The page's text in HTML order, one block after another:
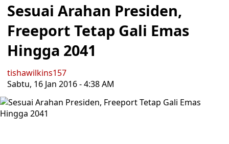
Sesuai Arahan Presiden,
Freeport Tetap Gali Emas
Hingga 2041
tishawilkins157
Sabtu, 16 Jan 2016 - 4:38 AM